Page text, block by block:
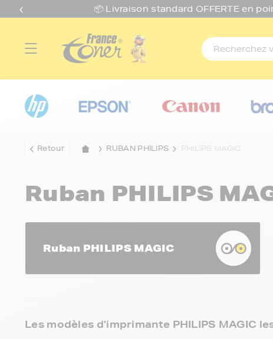
📦 Livraison standard OFFERTE en
Retour RUBAN PHILIPS PHILIPS MAGIC
Ruban PHILIPS
Ruban PHILIPS MAGIC
Les modèles d'imprimante PHILIPS MAGIC